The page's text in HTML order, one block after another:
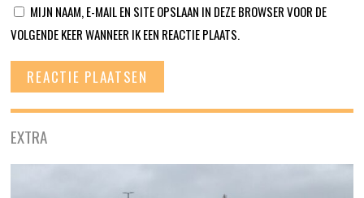
MIJN NAAM, E-MAIL EN SITE OPSLAAN IN DEZE BROWSER VOOR DE
VOLGENDE KEER WANNEER IK EEN REACTIE PLAATS.
EXTRA